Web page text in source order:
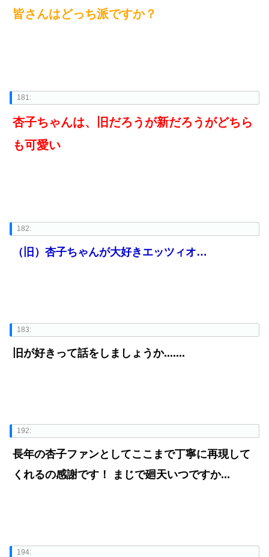
皆さんはどっち派ですか？
181:
杏子ちゃんは、旧だろうが新だろうがどちら
も可愛い
182:
（旧）杏子ちゃんが大好きエッツィオ…
183:
旧が好きって話をしましょうか.......
192:
長年の杏子ファンとしてここまで丁寧に再現して
くれるの感謝です！ まじで廻天いつですか...
194: